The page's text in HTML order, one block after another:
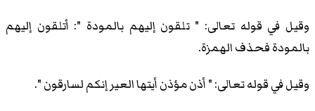
وقيل في قوله تعالى: " تلقون إليهم بالمودة ": أتلقون إليهم
بالمودة فحذف الهمزة.
وقيل في قوله تعالى: " أذن مؤذن أيتها العير إنكم لسارقون ".